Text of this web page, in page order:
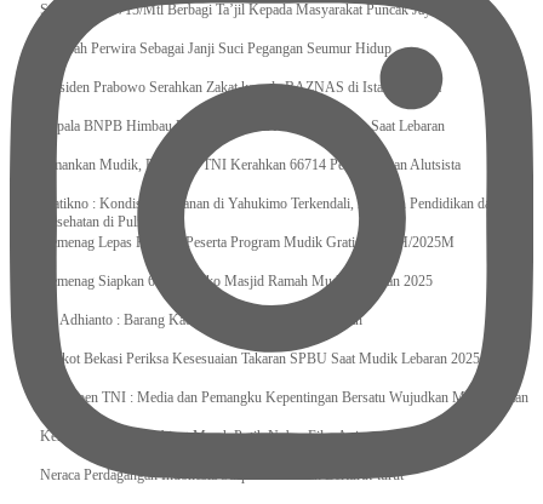
Satgas Yonif 715/Mtl Berbagi Ta’jil Kepada Masyarakat Puncak Jaya
Sumpah Perwira Sebagai Janji Suci Pegangan Seumur Hidup
Presiden Prabowo Serahkan Zakat kepada BAZNAS di Istana Negara
Kepala BNPB Himbau Pemda Waspada Potensi Bencana Saat Lebaran
Amankan Mudik, Panglima TNI Kerahkan 66714 Personel Dan Alutsista
Pratikno : Kondisi Keamanan di Yahukimo Terkendali, Layanan Pendidikan dan
Kesehatan di Pulihkan
Kemenag Lepas Ratusan Peserta Program Mudik Gratis 1446 H/2025M
Kemenag Siapkan 6.180 Posko Masjid Ramah Mudik Lebaran 2025
Tri Adhianto : Barang Kadaluarsa Segera di Kembalikan
Walkot Bekasi Periksa Kesesuaian Takaran SPBU Saat Mudik Lebaran 2025
Kapuspen TNI : Media dan Pemangku Kepentingan Bersatu Wujudkan Mudik Aman
Kemenekraf Ajak Kabinet Merah Putih Nobar Film Animasi Jumbo
Neraca Perdagangan Indonesia Surplus 58 Bulan Berturut-turut